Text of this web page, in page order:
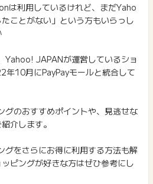
ます。
ID】をご使用されていた場合、
象となりません。
ご利用の流れ
ピングのページでYahoo!にログ
お買物
合
サイト、検索サイトなどを経由し
い物を利用されたことがある場合
お電話など2つ以上の申し込み方
のWEBフォームからお申し込みく
されている獲得条件を必ずよくお
獲得するまで必ず保管してくださ
お問い合わせされる際に、該当の
ポイントや獲得条件、キャンペー
る場合がございますが、ご利用さ
す。
は各広告主ではなく、代理店が行
ポイントに関するお問い合わせを
お願いいたします。
ざいます。
が終了となっておりポイントが獲
ださいませ。
は利用しているけれど、まだYaho
ことがない」という方もいらっし
Yahoo! JAPANが運営しているショ
年10月にPayPayモールと統合して
グのおすすめポイントや、見逃せな
介します。
をさらにお得に利用する方法も解
ピングが好きな方はぜひ参考にし